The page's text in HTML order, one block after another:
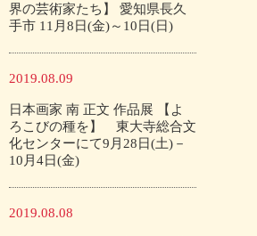
界の芸術家たち】 愛知県長久
手市 11月8日(金)～10日(日)
2019.08.09
日本画家 南 正文 作品展 【よ
ろこびの種を】 東大寺総合文
化センターにて9月28日(土)－
10月4日(金)
2019.08.08